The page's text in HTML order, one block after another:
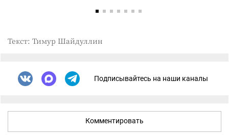
Текст: Тимур Шайдуллин
Подписывайтесь на наши каналы
Комментировать